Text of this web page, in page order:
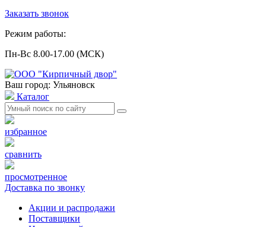
Заказать звонок
Режим работы:
Пн-Вс 8.00-17.00 (МСК)
Ваш город: Ульяновск
Каталог
избранное
сравнить
просмотренное
Доставка по звонку
Акции и распродажи
Поставщики